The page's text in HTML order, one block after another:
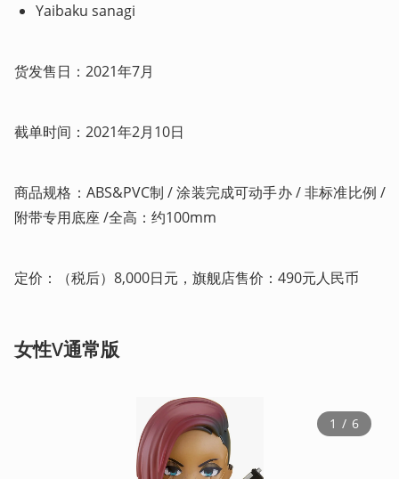
Yaibaku sanagi
货发售日：2021年7月
截单时间：2021年2月10日
商品规格：ABS&PVC制 / 涂装完成可动手办 / 非标准比例 /
附带专用底座 /全高：约100mm
定价：（税后）8,000日元，旗舰店售价：490元人民币
女性V通常版
1 / 6